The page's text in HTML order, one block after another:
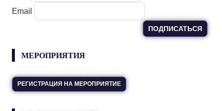
Email
МЕРОПРИЯТИЯ
РЕГИСТРАЦИЯ НА МЕРОПРИЯТИЕ